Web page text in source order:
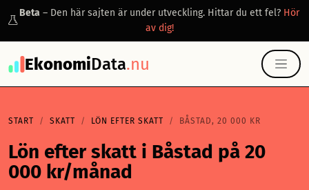
Beta – Den här sajten är under utveckling. Hittar du ett fel? Hör
av dig!
EkonomiData.nu
START SKATT LÖN EFTER SKATT BÅSTAD, 20 000 KR
Lön efter skatt i Båstad på 20
000 kr/månad